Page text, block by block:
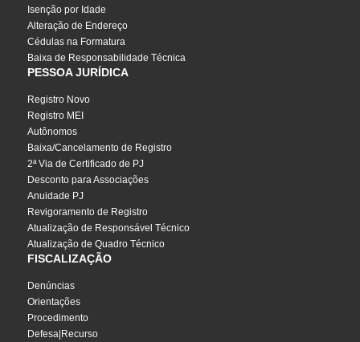
Isenção por Idade
Alteração de Endereço
Cédulas na Formatura
Baixa de Responsabilidade Técnica
PESSOA JURÍDICA
Registro Novo
Registro MEI
Autônomos
Baixa/Cancelamento de Registro
2ª Via de Certificado de PJ
Desconto para Associações
Anuidade PJ
Revigoramento de Registro
Atualização de Responsável Técnico
Atualização de Quadro Técnico
FISCALIZAÇÃO
Denúncias
Orientações
Procedimento
Defesa|Recurso